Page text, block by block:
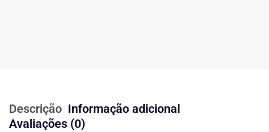
Descrição Informação adicional
Avaliações (0)